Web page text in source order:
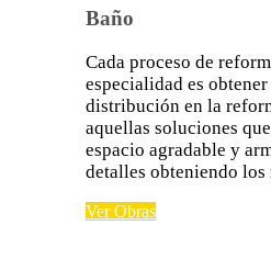
Baño
Cada proceso de
especialidad es
distribución en la
aquellas soluciones
espacio agradable y
detalles obteniendo los
Ver Obras